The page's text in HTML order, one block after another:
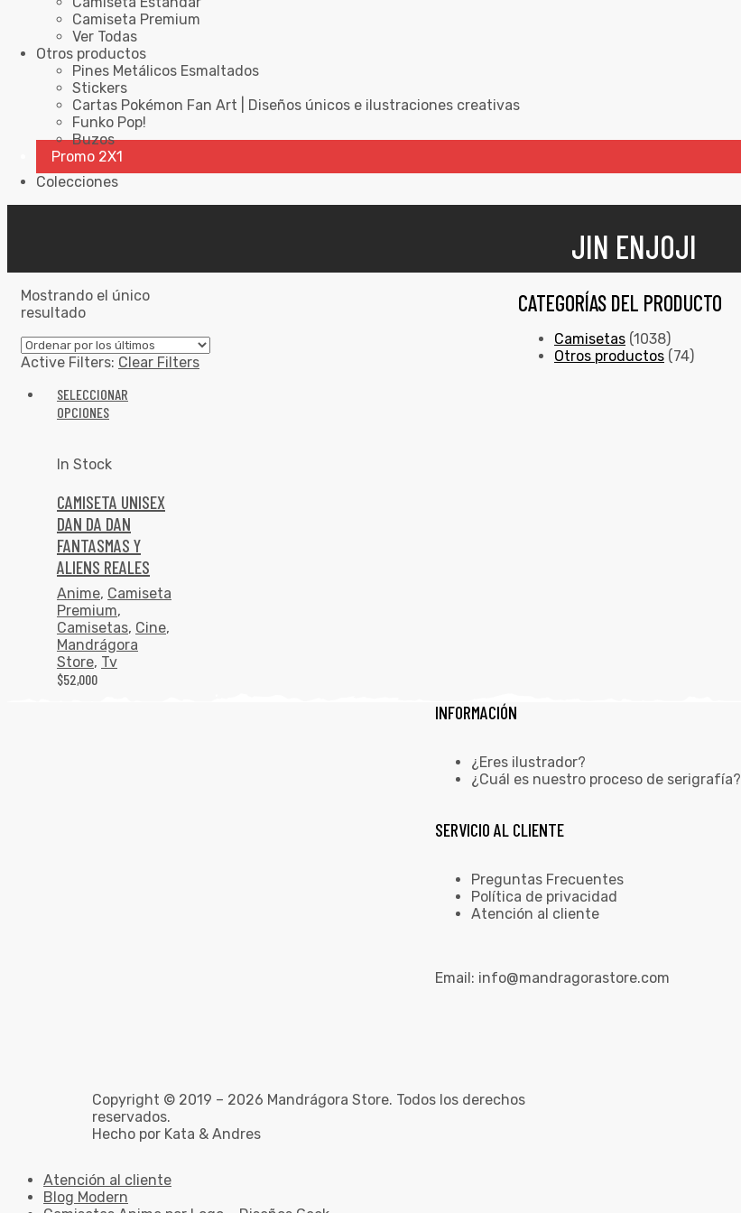
Camiseta Premium
Ver Todas
Otros productos
Pines Metálicos Esmaltados
Stickers
Cartas Pokémon Fan Art | Diseños únicos e ilustraciones creativas
Funko Pop!
Buzos
Promo 2X1
Colecciones
JIN ENJOJI
Mostrando el único
resultado
Active Filters: Clear Filters
SELECCIONAR
OPCIONES
In Stock
CAMISETA UNISEX
DAN DA DAN
FANTASMAS Y
ALIENS REALES
Anime, Camiseta
Premium,
Camisetas, Cine,
Mandrágora
Store, Tv
$52,000
CATEGORÍAS DEL PRODUCTO
Camisetas (1038)
Otros productos (74)
INFORMACIÓN
¿Eres ilustrador?
¿Cuál es nuestro proceso de serigrafía?
SERVICIO AL CLIENTE
Preguntas Frecuentes
Política de privacidad
Atención al cliente
Email: info@mandragorastore.com
Copyright © 2019 – 2026 Mandrágora Store. Todos los derechos
reservados.
Hecho por Kata & Andres
Atención al cliente
Blog Modern